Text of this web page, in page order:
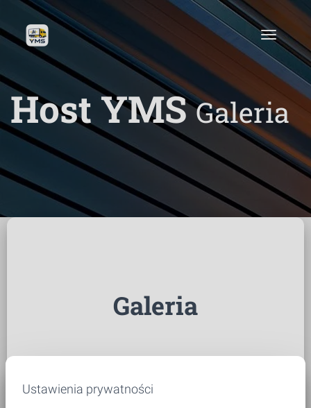
Host YMSGaleria
Galeria
Ustawienia prywatności